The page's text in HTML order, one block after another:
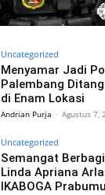
Uncategorized
Menyamar Jadi
Palembang
di Enam Lokasi
Andrian Purja - Agustus 7,
Uncategorized
Semangat
Linda Apriana
IKABOGA